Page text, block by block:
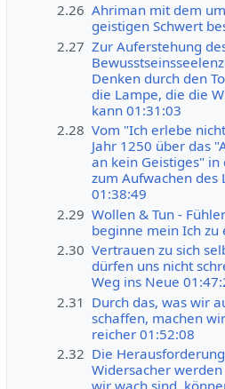
2.26 Ahriman mit dem
geistigen Schwert
2.27 Zur Auferstehung
Denken durch den
die Lampe, die die
kann 01:31:03
2.28 Vom "Ich erlebe
Jahr 1250 über das
an kein Geistiges"
zum Aufwachen des
01:38:49
2.29 Wollen & Tun -
beginne mein Ich zu
2.30 Vertrauen zu sich
dürfen uns nicht
Weg ins Neue
2.31 Durch das, was wir
schaffen, machen
reicher 01:52:08
2.32 Die
Widersacher